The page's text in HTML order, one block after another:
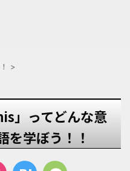
>
」ってどんな意
を学ぼう！！